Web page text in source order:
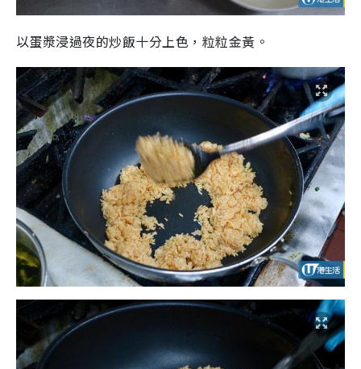
以蛋漿浸過夜的炒飯十分上色，粒粒金黃。